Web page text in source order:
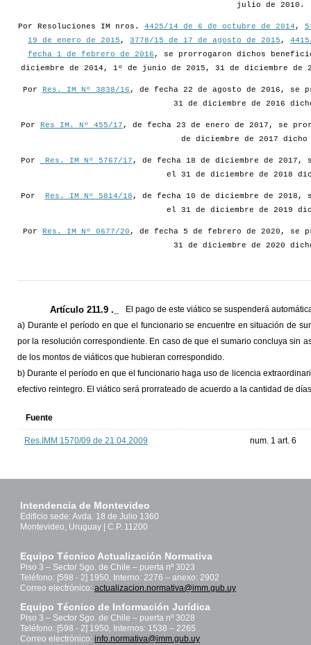
julio de 2010.
Por Resoluciones IM nros. 4425/14 de 6 de octubre de 2014 ,
19 de enero de 2015 , 3778/15 de 17 de agosto de 2015 ,
fecha 1 de febrero de 2016 , se prorrogaron dichos
diciembre de 2014, 1º de junio de 2015, 31 de diciembre de
Por Res. IM Nº 3838/16 , de fecha 22 de agosto de 2016,
31 de diciembre de 2016
Por Res IM. Nº 455/17 , de fecha 23 de enero de 2017, se
de diciembre de 2017
Por Res. IM Nº 5767/17 , de fecha 18 de diciembre de
el 31 de diciembre de 2018
Por Res. IM Nº 5814/18 , de fecha 10 de diciembre de
el 31 de diciembre de 2019
Por Res. IM Nº 0677/20 , de fecha 5 de febrero de 2020, se
31 de diciembre de 2020
Artículo 211.9 ._
El pago de este viático se suspenderá
a) Durante el período en que el funcionario se encuentre en situación de
por la resolución correspondiente. En caso de que el sumario concluya sin
de los montos de viáticos que hubieran correspondido.
b) Durante el período en que el funcionario haga uso de licencia
efectivo reintegro. El viático será prorrateado de acuerdo a la cantidad de
Fuente
Res.IMM 1570/09 de 21.04.2009 num. 1 art. 6
Intendencia de Montevideo
Edificio sede: Avda. 18 de Julio 1360
Montevideo, Uruguay | C.P. 11200
Equipo Técnico Actualización Normativa
Piso 3 – Sector Sgo. de Chile – puerta nº 3023
Teléfono: [598 - 2] 1950, Interno: 2276 – anexo: 2902
Correo electrónico: actualizacion.normativa@imm.gub.uy
Equipo Técnico de Información Jurídica
Piso 3 – Sector Sgo. de Chile – puerta nº 3028
Teléfono: [598 - 2] 1950, Internos: 1538 – 2265
Correo electrónico: info.normativa@imm.gub.uy